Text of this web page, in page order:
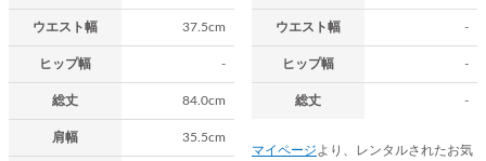
ウエスト幅 37.5cm
ヒップ幅 -
総丈 84.0cm
肩幅 35.5cm
ウエスト幅 -
ヒップ幅 -
総丈 -
マイページ より、レンタルされたお気